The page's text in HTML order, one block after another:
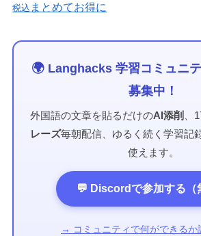
税込 まとめてお得に
🌍 Langhacks 学習コミュニ
募集中！
外国語の文章を貼るだけのAI添削 、
レーズ毎朝配信、ゆるく続く学習記
使えます。
💬 Discordで参加する（
→ コミュニティで何ができるか